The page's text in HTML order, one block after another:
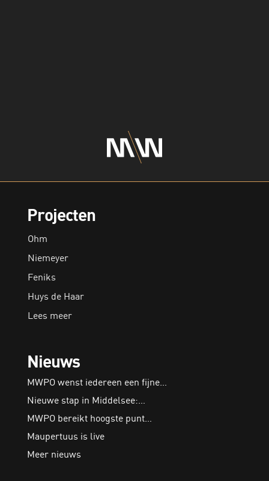
Projecten
Ohm
Niemeyer
Feniks
Huys de Haar
Lees meer
Nieuws
MWPO wenst iedereen een fijne…
Nieuwe stap in Middelsee:…
MWPO bereikt hoogste punt…
Maupertuus is live
Meer nieuws